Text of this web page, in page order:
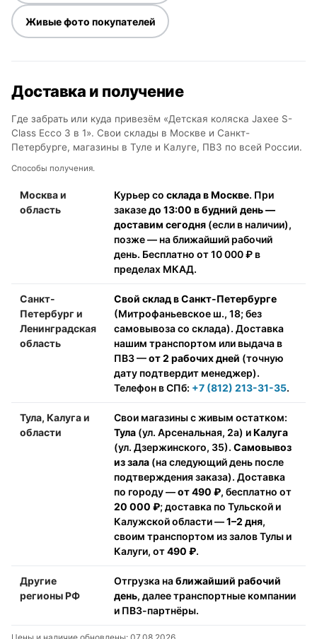
Живые фото покупателей
Доставка и получение
Где забрать или куда привезём «Детская коляска Jaxee S-
Class Ecco 3 в 1». Свои склады в Москве и Санкт-
Петербурге, магазины в Туле и Калуге, ПВЗ по всей России.
Способы получения.
Москва и
область
Курьер со склада в Москве. При
заказедо 13:00 в будний день —
доставим сегодня (если в наличии),
позже — на ближайший рабочий
день. Бесплатно от 10 000 ₽ в
пределах МКАД.
Санкт-
Петербург и
Ленинградская
область
Свой склад в Санкт-Петербурге
(Митрофаньевское ш., 18; без
самовывоза со склада). Доставка
нашим транспортом или выдача в
ПВЗ —от 2 рабочих дней (точную
дату подтвердит менеджер).
Телефон в СПб: +7 (812) 213-31-35.
Тула, Калуга и
области
Свои магазины с живым остатком:
Тула (ул. Арсенальная, 2а) иКалуга
(ул. Дзержинского, 35). Самовывоз
из зала (на следующий день после
подтверждения заказа). Доставка
по городу —от 490 ₽, бесплатно от
20 000 ₽; доставка по Тульской и
Калужской области —1–2 дня,
своим транспортом из залов Тулы и
Калуги, от490 ₽.
Другие
регионы РФ
Отгрузка наближайший рабочий
день, далее транспортные компании
и ПВЗ-партнёры.